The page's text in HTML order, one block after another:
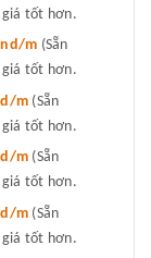
giá tốt hơn.
m (Sẵn
giá tốt hơn.
m (Sẵn
giá tốt hơn.
m (Sẵn
giá tốt hơn.
m (Sẵn
giá tốt hơn.